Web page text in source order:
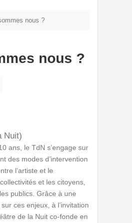
nous ?
nous ?
Nuit)
ans, le TdN s’engage sur
des modes d’intervention
l’artiste et le
et les citoyens,
publics. Grâce à une
ces enjeux, à l’invitation
de la Nuit co-fonde en